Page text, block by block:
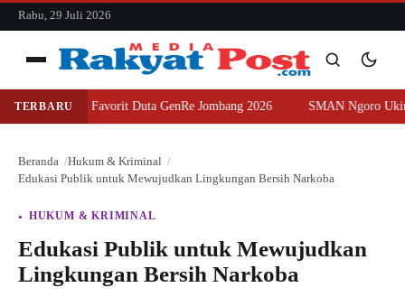
konten
Rabu, 29 Juli 2026
Menu
Cari
Cari
TERBARU
Juara Favorit Duta GenRe Jombang 2026 SMAN Ngoro Ukir
Beranda
Hukum & Kriminal
Edukasi Publik untuk Mewujudkan Lingkungan Bersih Narkoba
HUKUM & KRIMINAL
Edukasi Publik untuk Mewujudkan
Lingkungan Bersih Narkoba